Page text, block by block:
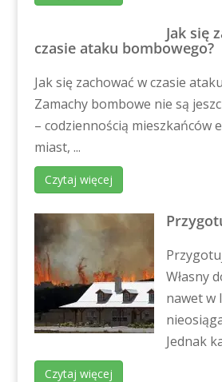
Jak się
czasie ataku bombowego?
Jak się zachować w czasie
Zamachy bombowe nie są
– codziennością mieszkańców
miast, ...
Czytaj więcej
Własny
nawet w
Jednak
Czytaj więcej